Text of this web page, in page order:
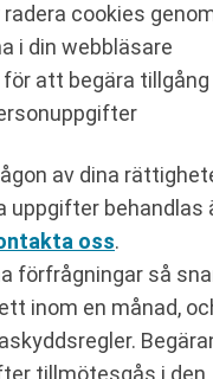
cookies
i din webbläsare
att begära
av dina
uppgifter behandlas
oss.
förfrågningar så
inom en månad,
tillmötesgås i den